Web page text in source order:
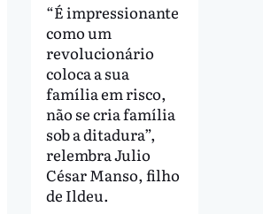
“É impressionante
como um
revolucionário
coloca a sua
família em risco,
não se cria família
sob a ditadura”,
relembra Julio
César Manso, filho
de Ildeu.